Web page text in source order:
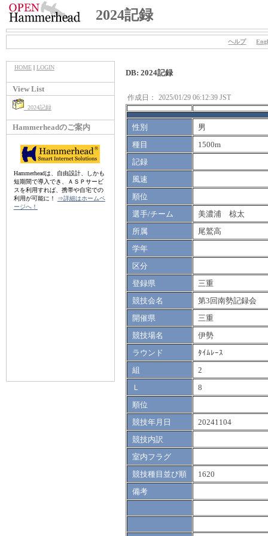
2024記録
ヘルプ
HOME| LOGIN
View List
2024記録
Hammerheadのご案内
Hammerheadは、自由設計、しかも
短期間で導入でき、ＡＳＰサービ
スを利用すれば、携帯や自宅での
利用が可能に！
⇒詳細はホームペ
ージへ！
DB: 2024記録
作成日： 2025/01/29 06:12:39 JST
性別
男
種目
1500m
記録
風速
順位
選手/チーム
美濃浦 椋太
所属
尾鷲高
学年
区分
登録県
三重
競技会名
第3回南勢記録会
開催県
三重
競技場名
伊勢
ラウンド
ﾀｲﾑﾚｰｽ
組
2
Ｌ
8
順位
競技年月日
20241104
競技内訳
室内フラグ
競技種目並び順
1620
備考